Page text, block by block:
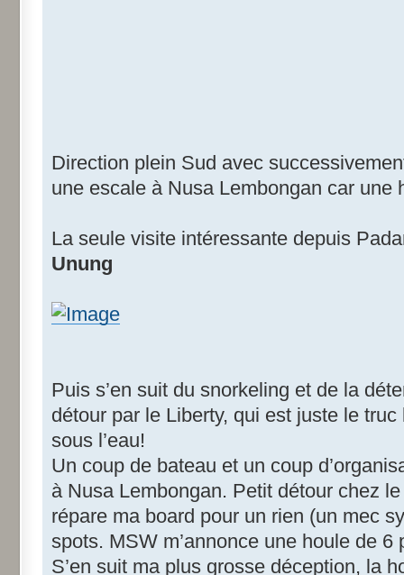
Direction plein Sud avec
une escale à Nusa Lembongan car une
La seule visite intéressante depuis
Unung
Puis s’en suit du snorkeling et de la
détour par le Liberty, qui est juste le
sous l’eau!
Un coup de bateau et un coup
à Nusa Lembongan. Petit détour chez
répare ma board pour un rien (un mec
spots. MSW m’annonce une houle de 6
S’en suit ma plus grosse déception, la